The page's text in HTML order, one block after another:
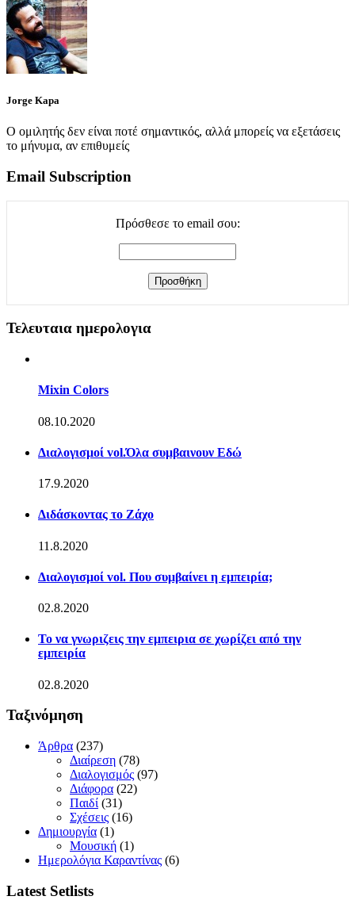
Jorge Kapa
Ο ομιλητής δεν είναι ποτέ σημαντικός, αλλά μπορείς να εξετάσεις
το μήνυμα, αν επιθυμείς
Email Subscription
Πρόσθεσε το email σου:
Τελευταια ημερολογια
Mixin Colors
08.10.2020
Διαλογισμοί vol.Όλα συμβαινουν Εδώ
17.9.2020
Διδάσκοντας το Ζάχο
11.8.2020
Διαλογισμοί vol. Που συμβαίνει η εμπειρία;
02.8.2020
Το να γνωριζεις την εμπειρια σε χωρίζει από την
εμπειρία
02.8.2020
Ταξινόμηση
Άρθρα (237)
Διαίρεση (78)
Διαλογισμός (97)
Διάφορα (22)
Παιδί (31)
Σχέσεις (16)
Δημιουργία (1)
Μουσική (1)
Ημερολόγια Καραντίνας (6)
Latest Setlists